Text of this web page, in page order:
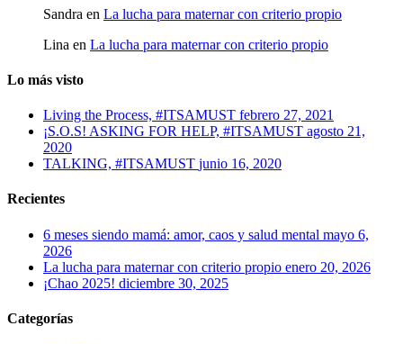
Sandra en La lucha para maternar con criterio propio
Lina en La lucha para maternar con criterio propio
Lo más visto
Living the Process, #ITSAMUST febrero 27, 2021
¡S.O.S! ASKING FOR HELP, #ITSAMUST agosto 21,
2020
TALKING, #ITSAMUST junio 16, 2020
Recientes
6 meses siendo mamá: amor, caos y salud mental mayo 6,
2026
La lucha para maternar con criterio propio enero 20, 2026
¡Chao 2025! diciembre 30, 2025
Categorías